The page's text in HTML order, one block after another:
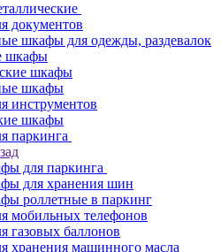
документов
шкафы для одежды, раздевалок
шкафы
шкафы
шкафы
инструментов
шкафы
паркинга
для паркинга
для хранения шин
роллетные в паркинг
мобильных телефонов
газовых баллонов
хранения машинного масла